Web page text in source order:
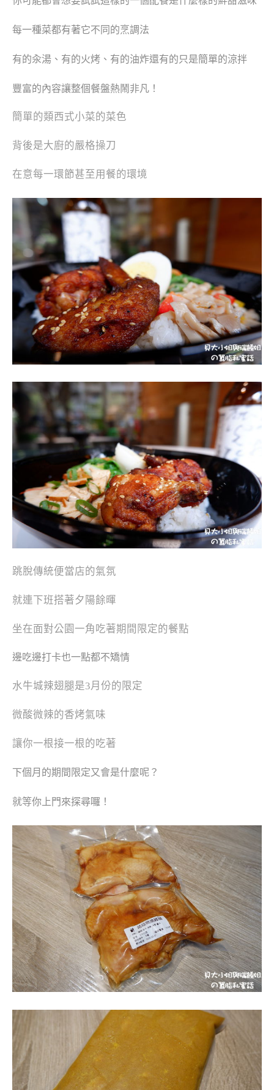
每一種菜都有著它不同的烹調法
有的汆湯、有的火烤、有的油炸還有的只是簡單的涼拌
豐富的內容讓整個餐盤熱鬧非凡！
簡單的類西式小菜的菜色
背後是大廚的嚴格操刀
在意每一環節甚至用餐的環境
跳脫傳統便當店的氣氛
就連下班搭著夕陽餘暉
坐在面對公園一角吃著期間限定的餐點
邊吃邊打卡也一點都不矯情
水牛城辣翅腿是3月份的限定
微酸微辣的香烤氣味
讓你一根接一根的吃著
下個月的期間限定又會是什麼呢？
就等你上門來探尋囉！